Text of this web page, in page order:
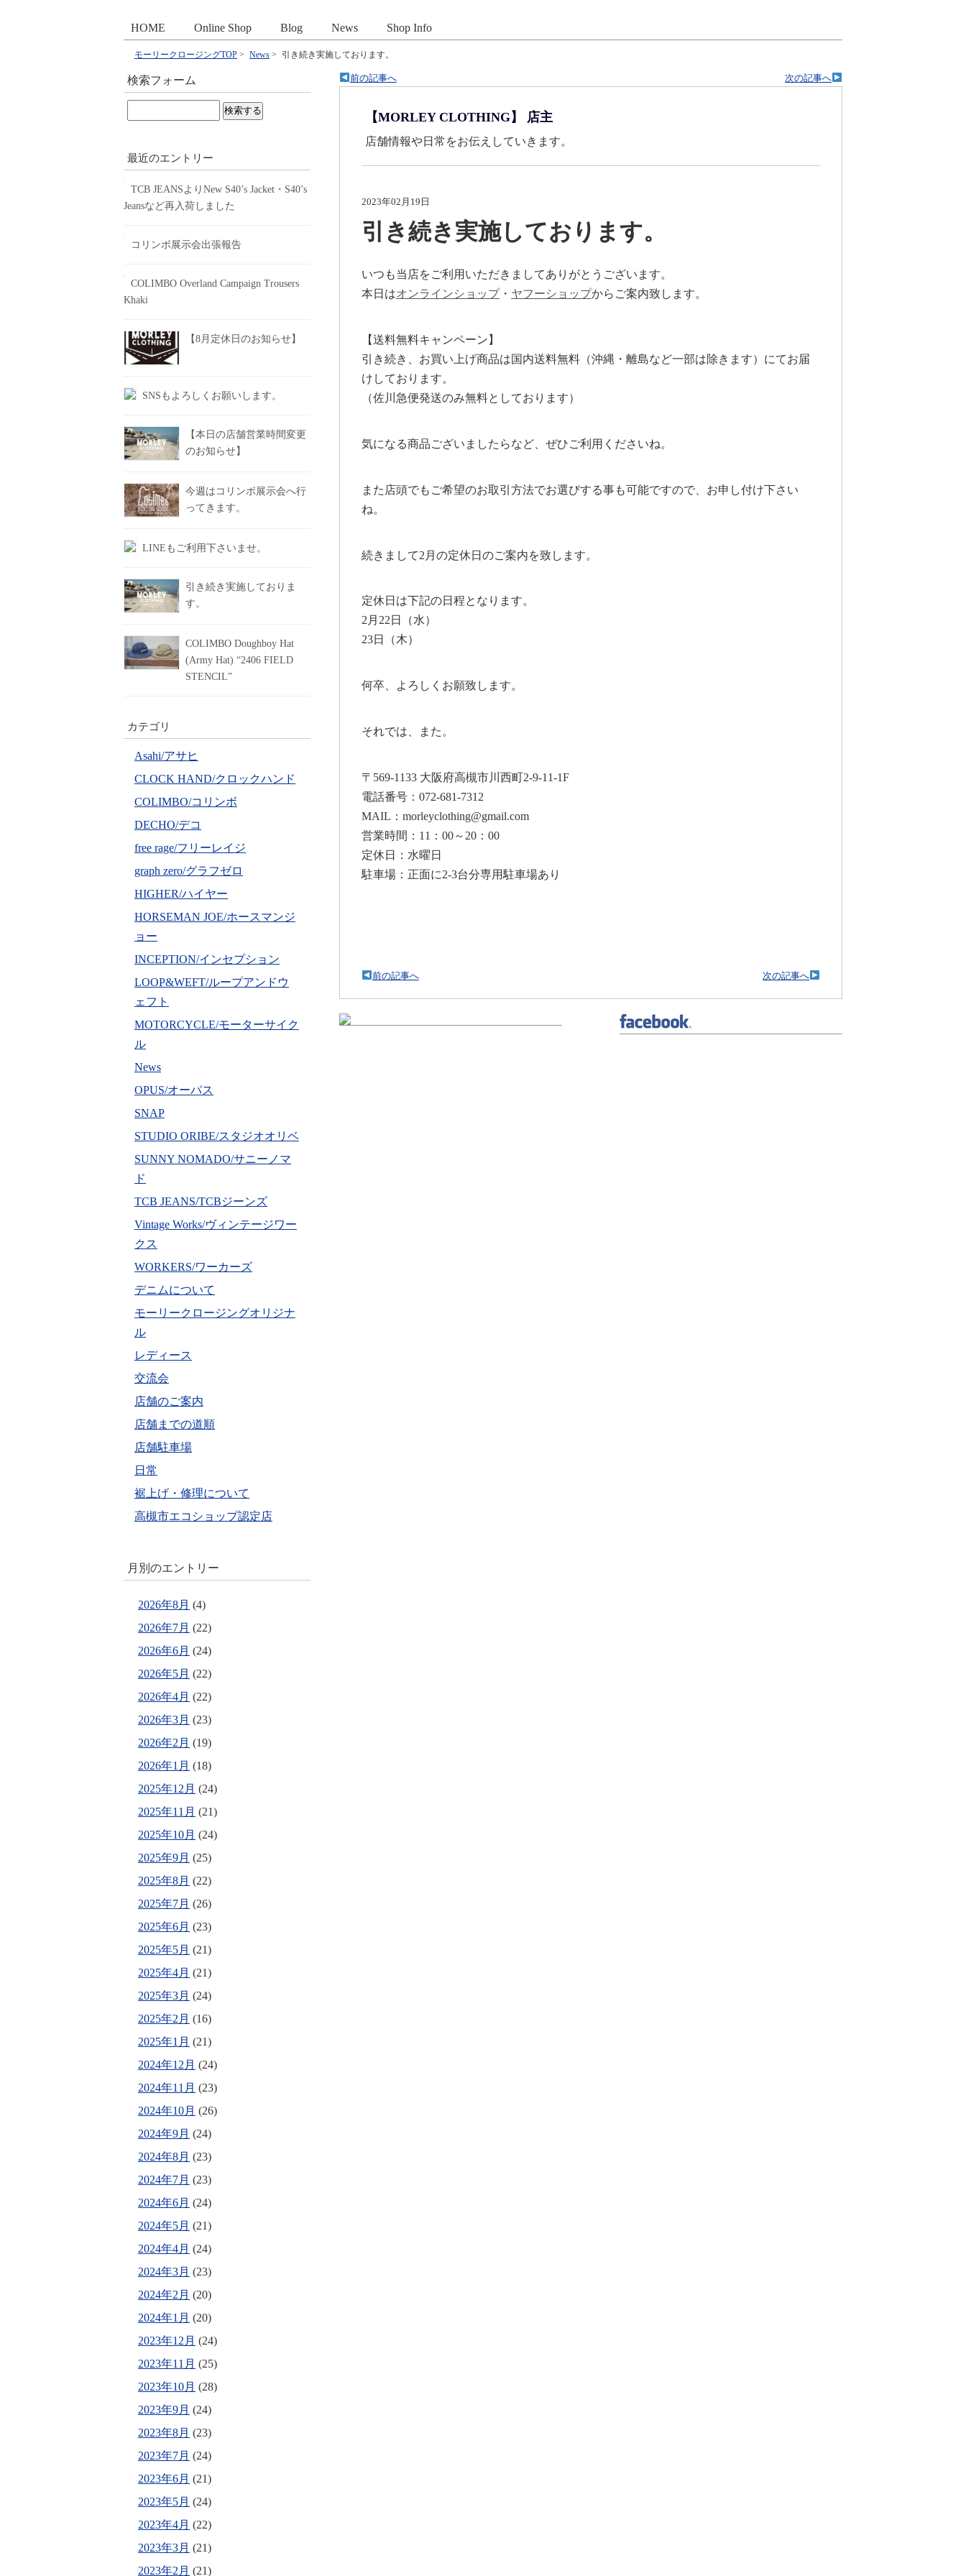
HOME Online Shop Blog News Shop Info
モーリークロージングTOP > News > 引き続き実施しております。
次の記事へ
前の記事へ
【MORLEY CLOTHING】 店主
店舗情報や日常をお伝えしていきます。
2023年02月19日
引き続き実施しております。
いつも当店をご利用いただきましてありがとうございます。
本日はオンラインショップ・ ヤフーショップからご案内致します。
【送料無料キャンペーン】
引き続き、お買い上げ商品は国内送料無料（沖縄・離島など一部は除きます）にてお届
けしております。
（佐川急便発送のみ無料としております）
気になる商品ございましたらなど、ぜひご利用くださいね。
また店頭でもご希望のお取引方法でお選びする事も可能ですので、お申し付け下さい
ね。
続きまして2月の定休日のご案内を致します。
定休日は下記の日程となります。
2月22日（水）
23日（木）
何卒、よろしくお願致します。
それでは、また。
〒569-1133 大阪府高槻市川西町2-9-11-1F
電話番号：072-681-7312
MAIL：morleyclothing@gmail.com
営業時間：11：00～20：00
定休日：水曜日
駐車場：正面に2-3台分専用駐車場あり
次の記事へ
前の記事へ
検索フォーム
最近のエントリー
TCB JEANSよりNew S40’s Jacket・S40’s
Jeansなど再入荷しました
コリンボ展示会出張報告
COLIMBO Overland Campaign Trousers
Khaki
【8月定休日のお知らせ】
SNSもよろしくお願いします。
【本日の店舗営業時間変更
のお知らせ】
今週はコリンボ展示会へ行
ってきます。
LINEもご利用下さいませ。
引き続き実施しておりま
す。
COLIMBO Doughboy Hat
(Army Hat) “2406 FIELD
STENCIL”
カテゴリ
Asahi/アサヒ
CLOCK HAND/クロックハンド
COLIMBO/コリンボ
DECHO/デコ
free rage/フリーレイジ
graph zero/グラフゼロ
HIGHER/ハイヤー
HORSEMAN JOE/ホースマンジ
ョー
INCEPTION/インセプション
LOOP&WEFT/ループアンドウ
ェフト
MOTORCYCLE/モーターサイク
ル
News
OPUS/オーパス
SNAP
STUDIO ORIBE/スタジオオリベ
SUNNY NOMADO/サニーノマ
ド
TCB JEANS/TCBジーンズ
Vintage Works/ヴィンテージワー
クス
WORKERS/ワーカーズ
デニムについて
モーリークロージングオリジナ
ル
レディース
交流会
店舗のご案内
店舗までの道順
店舗駐車場
日常
裾上げ・修理について
高槻市エコショップ認定店
月別のエントリー
2026年8月 (4)
2026年7月 (22)
2026年6月 (24)
2026年5月 (22)
2026年4月 (22)
2026年3月 (23)
2026年2月 (19)
2026年1月 (18)
2025年12月 (24)
2025年11月 (21)
2025年10月 (24)
2025年9月 (25)
2025年8月 (22)
2025年7月 (26)
2025年6月 (23)
2025年5月 (21)
2025年4月 (21)
2025年3月 (24)
2025年2月 (16)
2025年1月 (21)
2024年12月 (24)
2024年11月 (23)
2024年10月 (26)
2024年9月 (24)
2024年8月 (23)
2024年7月 (23)
2024年6月 (24)
2024年5月 (21)
2024年4月 (24)
2024年3月 (23)
2024年2月 (20)
2024年1月 (20)
2023年12月 (24)
2023年11月 (25)
2023年10月 (28)
2023年9月 (24)
2023年8月 (23)
2023年7月 (24)
2023年6月 (21)
2023年5月 (24)
2023年4月 (22)
2023年3月 (21)
2023年2月 (21)